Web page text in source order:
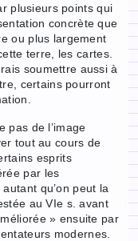
plusieurs points qui
concrète que
ou plus largement
terre, les cartes.
soumettre aussi à
certains pourront
pas de l’image
tout au cours de
esprits
par les
qu’on peut la
au VIe s. avant
» ensuite par
modernes.